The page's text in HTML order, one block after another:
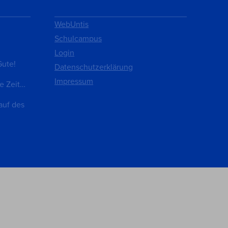
Zeit…
des
WebUntis
Schulcampus
Login
Datenschutzerklärung
Impressum